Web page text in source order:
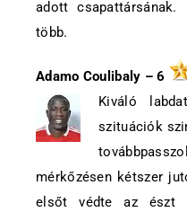
adott
több.
Adamo Coulibaly –6
Kiváló
szituációk
mérkőzésen kétszer
elsőt védte az észt